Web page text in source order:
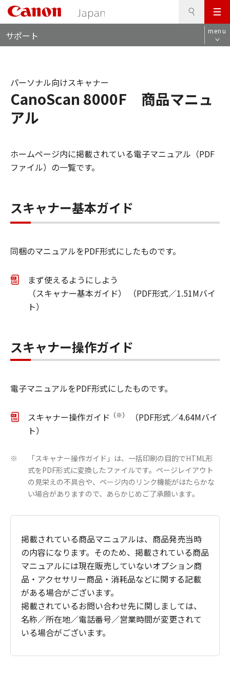
メ
ニ
ュ
サポート menu
CanoScan 8000F 商品マニュ
アル
パーソナル向けスキャナー
ホームページ内に掲載されている電子マニュアル（PDF
ファイル）の一覧です。
スキャナー基本ガイド
同梱のマニュアルをPDF形式にしたものです。
まず使えるようにしよう
（スキャナー基本ガイド） （PDF形式／1.51Mバイ
ト）
スキャナー操作ガイド
電子マニュアルをPDF形式にしたものです。
スキャナー操作ガイド （※）
（PDF形式／4.64Mバイ
ト）
※
「スキャナー操作ガイド」は、一括印刷の目的でHTML形
式をPDF形式に変換したファイルです。ページレイアウト
の見栄えの不具合や、ページ内のリンク機能がはたらかな
い場合がありますので、あらかじめご了承願います。
掲載されている商品マニュアルは、商品発売当時
の内容になります。そのため、掲載されている商品
マニュアルには現在販売していないオプション商
品・アクセサリー商品・消耗品などに関する記載
がある場合がございます。
掲載されているお問い合わせ先に関しましては、
名称／所在地／電話番号／営業時間が変更されて
いる場合がございます。